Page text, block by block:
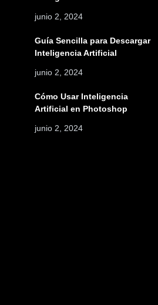
junio 2, 2024
Guía Sencilla para Descargar
Inteligencia Artificial
junio 2, 2024
Cómo Usar Inteligencia
Artificial en Photoshop
junio 2, 2024